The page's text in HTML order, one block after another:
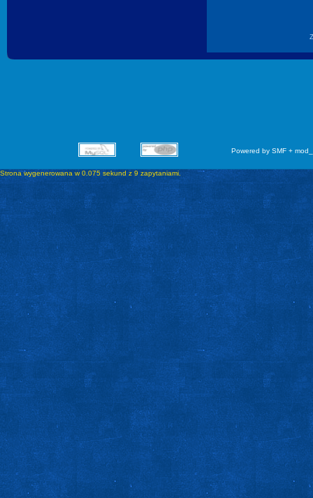
Powered by SMF +
Strona wygenerowana w 0.075 sekund z 9 zapytaniami.